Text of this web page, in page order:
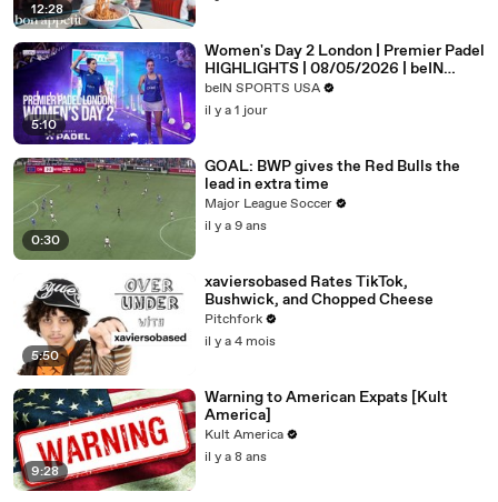
12:28
5:10
Women's Day 2 London | Premier Padel
HIGHLIGHTS | 08/05/2026 | beIN
SPORTS USA
beIN SPORTS USA
il y a 1 jour
0:30
GOAL: BWP gives the Red Bulls the
lead in extra time
Major League Soccer
il y a 9 ans
5:50
xaviersobased Rates TikTok,
Bushwick, and Chopped Cheese
Pitchfork
il y a 4 mois
9:28
Warning to American Expats [Kult
America]
Kult America
il y a 8 ans